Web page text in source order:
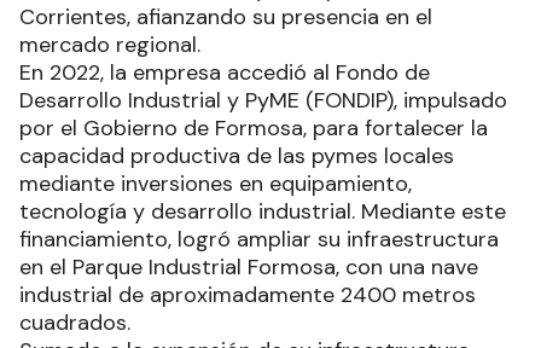
Corrientes, afianzando su presencia en el
mercado regional.
En 2022, la empresa accedió al Fondo de
Desarrollo Industrial y PyME (FONDIP), impulsado
por el Gobierno de Formosa, para fortalecer la
capacidad productiva de las pymes locales
mediante inversiones en equipamiento,
tecnología y desarrollo industrial. Mediante este
financiamiento, logró ampliar su infraestructura
en el Parque Industrial Formosa, con una nave
industrial de aproximadamente 2400 metros
cuadrados.